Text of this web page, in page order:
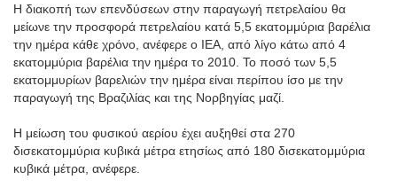
Η διακοπή των επενδύσεων στην παραγωγή πετρελαίου θα
μείωνε την προσφορά πετρελαίου κατά 5,5 εκατομμύρια βαρέλια
την ημέρα κάθε χρόνο, ανέφερε ο IEA, από λίγο κάτω από 4
εκατομμύρια βαρέλια την ημέρα το 2010. Το ποσό των 5,5
εκατομμυρίων βαρελιών την ημέρα είναι περίπου ίσο με την
παραγωγή της Βραζιλίας και της Νορβηγίας μαζί.
Η μείωση του φυσικού αερίου έχει αυξηθεί στα 270
δισεκατομμύρια κυβικά μέτρα ετησίως από 180 δισεκατομμύρια
κυβικά μέτρα, ανέφερε.